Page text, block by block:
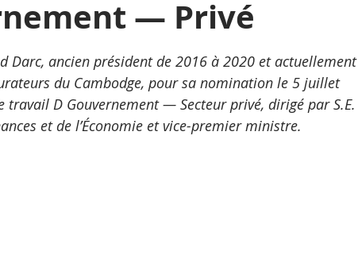
— Privé
Darc, ancien président de 2016 à 2020 et actuellement
du Cambodge, pour sa nomination le 5 juillet
D Gouvernement — Secteur privé, dirigé par S.E.
et de l’Économie et vice-premier ministre.